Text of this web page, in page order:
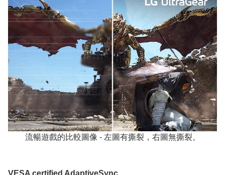
流暢遊戲的比較圖像 - 左圖有撕裂，右圖無撕裂。
VESA certified AdaptiveSync